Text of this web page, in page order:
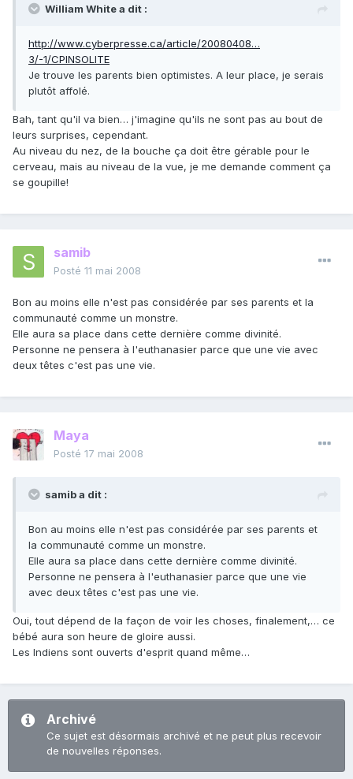
William White a dit :
http://www.cyberpresse.ca/article/20080408…
3/-1/CPINSOLITE
Je trouve les parents bien optimistes. A leur place, je serais
plutôt affolé.
Bah, tant qu'il va bien… j'imagine qu'ils ne sont pas au bout de
leurs surprises, cependant.
Au niveau du nez, de la bouche ça doit être gérable pour le
cerveau, mais au niveau de la vue, je me demande comment ça
se goupille!
samib
Posté 11 mai 2008
Bon au moins elle n'est pas considérée par ses parents et la
communauté comme un monstre.
Elle aura sa place dans cette dernière comme divinité.
Personne ne pensera à l'euthanasier parce que une vie avec
deux têtes c'est pas une vie.
Maya
Posté 17 mai 2008
samib a dit :
Bon au moins elle n'est pas considérée par ses parents et
la communauté comme un monstre.
Elle aura sa place dans cette dernière comme divinité.
Personne ne pensera à l'euthanasier parce que une vie
avec deux têtes c'est pas une vie.
Oui, tout dépend de la façon de voir les choses, finalement,… ce
bébé aura son heure de gloire aussi.
Les Indiens sont ouverts d'esprit quand même…
Archivé
Ce sujet est désormais archivé et ne peut plus recevoir
de nouvelles réponses.